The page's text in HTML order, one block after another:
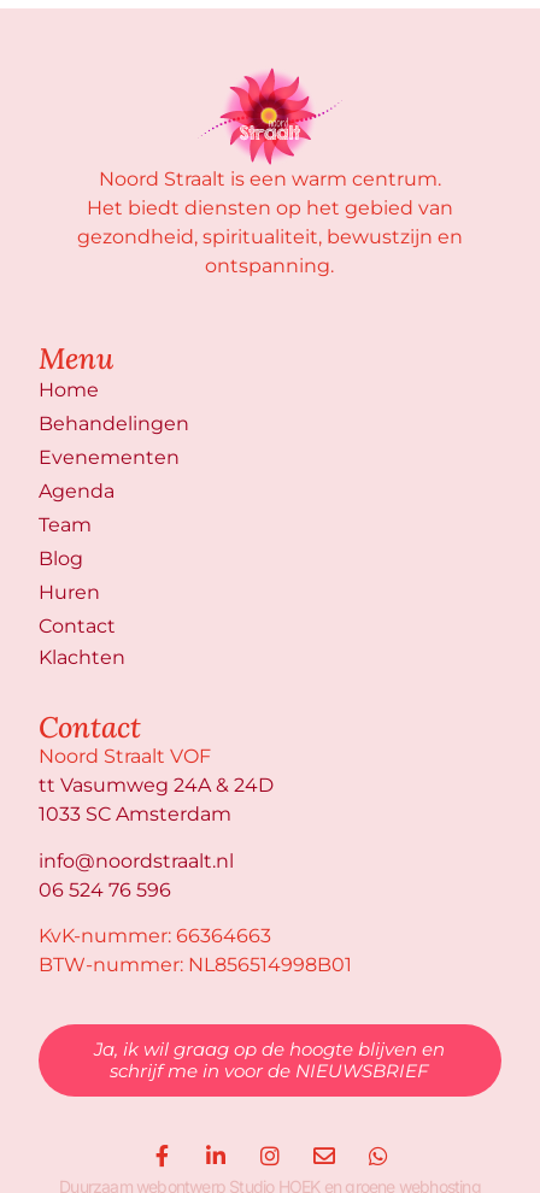
Noord Straalt is een warm centrum.
Het biedt diensten op het gebied van
gezondheid, spiritualiteit, bewustzijn en
ontspanning.
Menu
Home
Behandelingen
Evenementen
Agenda
Team
Blog
Huren
Contact
Klachten
Contact
Noord Straalt VOF
tt Vasumweg 24A & 24D
1033 SC Amsterdam
info@noordstraalt.nl
06 524 76 596
KvK-nummer: 66364663
BTW-nummer: NL856514998B01
Ja, ik wil graag op de hoogte blijven en
schrijf me in voor de NIEUWSBRIEF
Duurzaam webontwerp Studio HOEK en groene webhosting